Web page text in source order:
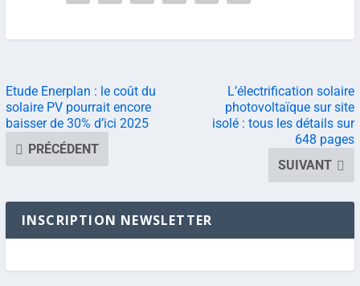
Etude Enerplan : le coût du
solaire PV pourrait encore
baisser de 30% d’ici 2025
PRÉCÉDENT
L’électrification solaire
photovoltaïque sur site
isolé : tous les détails sur
648 pages
SUIVANT
INSCRIPTION NEWSLETTER